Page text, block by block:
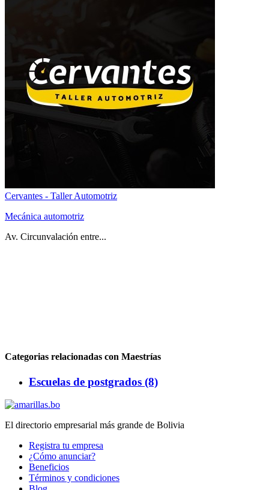
Cervantes - Taller Automotriz
Mecánica automotriz
Av. Circunvalación entre...
Categorias relacionadas con Maestrías
Escuelas de postgrados (8)
El directorio empresarial más grande de Bolivia
Registra tu empresa
¿Cómo anunciar?
Beneficios
Términos y condiciones